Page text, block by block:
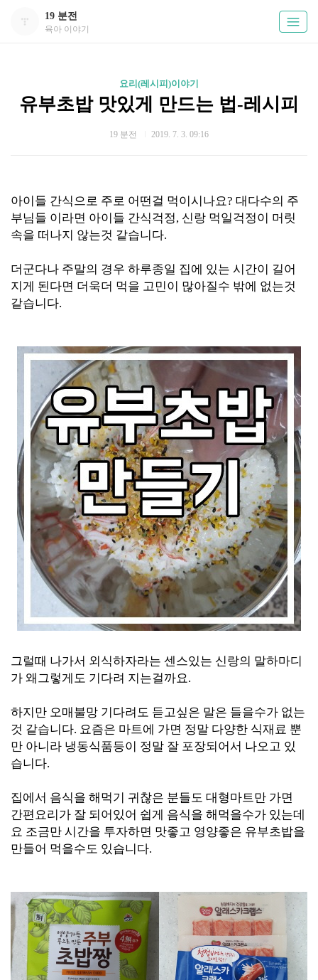
19 분전
육아 이야기
요리(레시피)이야기
유부초밥 맛있게 만드는 법-레시피
19 분전 2019. 7. 3. 09:16
아이들 간식으로 주로 어떤걸 먹이시나요? 대다수의 주
부님들 이라면 아이들 간식걱정, 신랑 먹일걱정이 머릿
속을 떠나지 않는것 같습니다.
더군다나 주말의 경우 하루종일 집에 있는 시간이 길어
지게 된다면 더욱더 먹을 고민이 많아질수 밖에 없는것
같습니다.
그럴때 나가서 외식하자라는 센스있는 신랑의 말하마디
가 왜그렇게도 기다려 지는걸까요.
하지만 오매불망 기다려도 듣고싶은 말은 들을수가 없는
것 같습니다. 요즘은 마트에 가면 정말 다양한 식재료 뿐
만 아니라 냉동식품등이 정말 잘 포장되어서 나오고 있
습니다.
집에서 음식을 해먹기 귀찮은 분들도 대형마트만 가면
간편요리가 잘 되어있어 쉽게 음식을 해먹을수가 있는데
요 조금만 시간을 투자하면 맛좋고 영양좋은 유부초밥을
만들어 먹을수도 있습니다.